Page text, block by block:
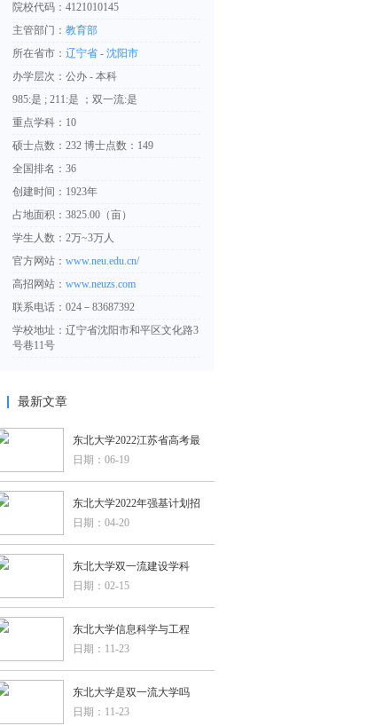
院校代码：4121010145
主管部门： 教育部
所在省市： 辽宁省 - 沈阳市
办学层次：公办 - 本科
985:是 ; 211:是 ；双一流:是
重点学科：10
硕士点数：232 博士点数：149
全国排名：36
创建时间：1923年
占地面积：3825.00（亩）
学生人数：2万~3万人
官方网站： www.neu.edu.cn/
高招网站： www.neuzs.com
联系电话：024－83687392
学校地址：辽宁省沈阳市和平区文化路3
号巷11号
最新文章
东北大学2022江苏省高考最
日期：06-19
东北大学2022年强基计划招
日期：04-20
东北大学双一流建设学科
日期：02-15
东北大学信息科学与工程
日期：11-23
东北大学是双一流大学吗
日期：11-23